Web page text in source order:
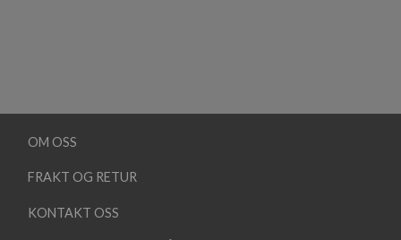
OM OSS
FRAKT OG RETUR
KONTAKT OSS